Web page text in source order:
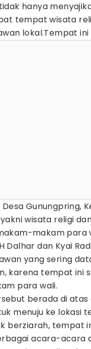
hanya
tempat wisata
lokal.Tempat
Gunungpring,
wisata religi
makam para
Dalhar dan Kyai
yang sering
karena tempat ini
para wali.
berada di
menuju ke lokasi
berziarah, tempat
acara-acara